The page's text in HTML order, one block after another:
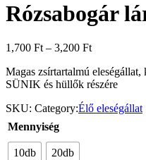
Rózsabogár
1,700 Ft – 3,200 Ft
Magas zsírtartalmú
SÜNIK és hüllők részére
SKU: Category:Élő eleségállat
Mennyiség
10db 20db